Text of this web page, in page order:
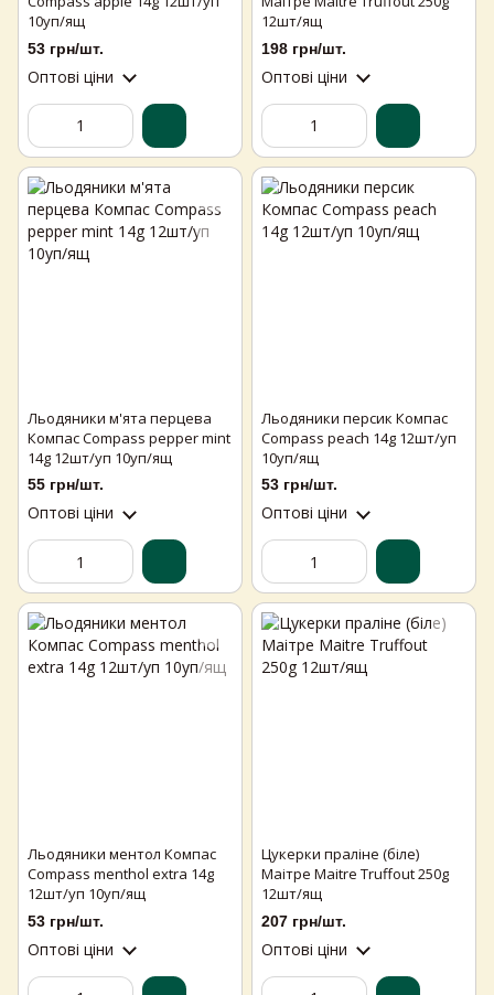
10уп/ящ
53 грн/шт.
Оптові ціни
12шт/ящ
198 грн/шт.
Оптові ціни
Льодяники м'ята перцева
Компас Compass pepper mint
14g 12шт/уп 10уп/ящ
55 грн/шт.
Оптові ціни
Льодяники персик Компас
Compass peach 14g 12шт/уп
10уп/ящ
53 грн/шт.
Оптові ціни
Льодяники ментол Компас
Compass menthol extra 14g
12шт/уп 10уп/ящ
53 грн/шт.
Оптові ціни
Цукерки праліне (біле)
Маітре Maitre Truffout 250g
12шт/ящ
207 грн/шт.
Оптові ціни